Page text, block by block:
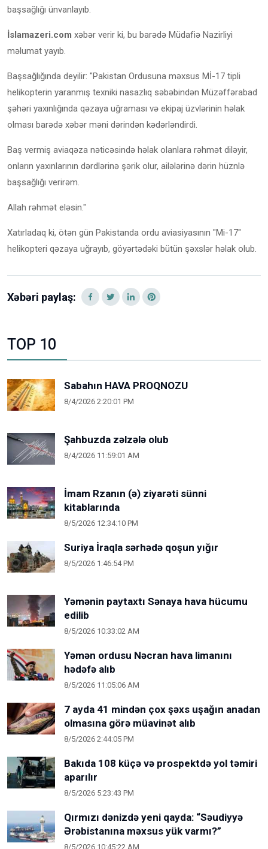
başsağlığı ünvanlayıb.
İslamazeri.com xəbər verir ki, bu barədə Müdafiə Nazirliyi
məlumat yayıb.
Başsağlığında deyilir: "Pakistan Ordusuna məxsus Mİ-17 tipli
helikopterin yaranmış texniki nasazlıq səbəbindən Müzəffərabad
şəhəri yaxınlığında qəzaya uğraması və ekipaj üzvlərinin həlak
olması barədə xəbər məni dərindən kədərləndirdi.
Baş vermiş aviaqəza nəticəsində həlak olanlara rəhmət diləyir,
onların yaxınlarının dərdlərinə şərik olur, ailələrinə dərin hüznlə
başsağlığı verirəm.
Allah rəhmət eləsin."
Xatırladaq ki, ötən gün Pakistanda ordu aviasiyasının "Mi-17"
helikopteri qəzaya uğrayıb, göyərtədəki bütün şəxslər həlak olub.
Xəbəri paylaş:
TOP 10
Sabahın HAVA PROQNOZU
8/4/2026 2:20:01 PM
Şahbuzda zəlzələ olub
8/4/2026 11:59:01 AM
İmam Rzanın (ə) ziyarəti sünni
kitablarında
8/5/2026 12:34:10 PM
Suriya İraqla sərhədə qoşun yığır
8/5/2026 1:46:54 PM
Yəmənin paytaxtı Sənaya hava hücumu
edilib
8/5/2026 10:33:02 AM
Yəmən ordusu Nəcran hava limanını
hədəfə alıb
8/5/2026 11:05:06 AM
7 ayda 41 mindən çox şəxs uşağın anadan
olmasına görə müavinət alıb
8/5/2026 2:44:05 PM
Bakıda 108 küçə və prospektdə yol təmiri
aparılır
8/5/2026 5:23:43 PM
Qırmızı dənizdə yeni qayda: “Səudiyyə
Ərəbistanına məxsus yük varmı?”
8/5/2026 10:45:22 AM